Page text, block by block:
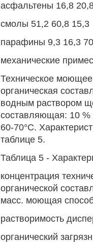
асфальтены 16,8
смолы 51,2 60,8 15,3
парафины 9,3 16,3
механические
Техническое
органическая
водным раствором
составляющая: 10
60-70°С.
таблице 5.
Таблица 5 -
концентрация
органической
масс. моющая
растворимость
органический